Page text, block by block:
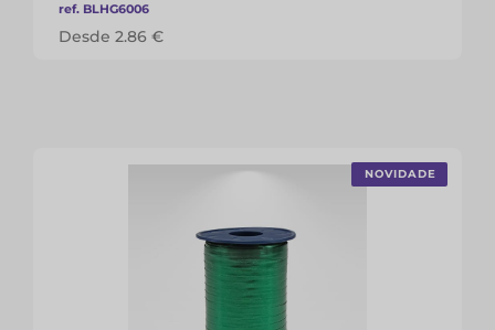
ref. BLHG6006
Desde 2.86 €
NOVIDADE